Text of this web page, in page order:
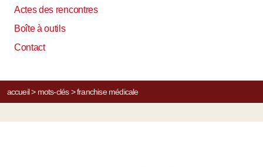
Actes des rencontres
Boîte à outils
Contact
accueil> mots-clés> franchise médicale